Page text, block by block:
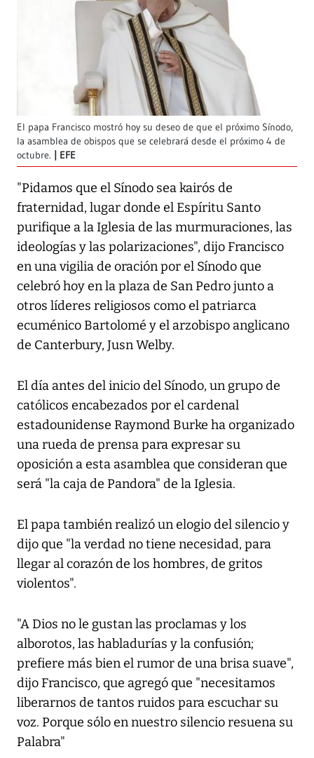
El papa Francisco mostró hoy su deseo de que el próximo Sínodo,
la asamblea de obispos que se celebrará desde el próximo 4 de
octubre.
EFE
"Pidamos que el Sínodo sea kairós de
fraternidad, lugar donde el Espíritu Santo
purifique a la Iglesia de las murmuraciones, las
ideologías y las polarizaciones", dijo Francisco
en una vigilia de oración por el Sínodo que
celebró hoy en la plaza de San Pedro junto a
otros líderes religiosos como el patriarca
ecuménico Bartolomé y el arzobispo anglicano
de Canterbury, Jusn Welby.
El día antes del inicio del Sínodo, un grupo de
católicos encabezados por el cardenal
estadounidense Raymond Burke ha organizado
una rueda de prensa para expresar su
oposición a esta asamblea que consideran que
será "la caja de Pandora" de la Iglesia.
El papa también realizó un elogio del silencio y
dijo que "la verdad no tiene necesidad, para
llegar al corazón de los hombres, de gritos
violentos".
"A Dios no le gustan las proclamas y los
alborotos, las habladurías y la confusión;
prefiere más bien el rumor de una brisa suave",
dijo Francisco, que agregó que "necesitamos
liberarnos de tantos ruidos para escuchar su
voz. Porque sólo en nuestro silencio resuena su
Palabra"